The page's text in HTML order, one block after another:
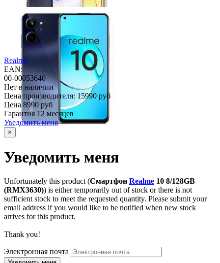
Realme
EAN:
00-00053640
Нет в наличии
Цена производителя: 15990 руб
Цена 8990 руб
Гарантия 12 месяцев
Уведомить меня
×
Уведомить меня
Unfortunately this product (Смартфон Realme 10 8/128GB
(RMX3630)) is either temporarily out of stock or there is not
sufficient stock to meet the requested quantity. Please submit your
email address if you would like to be notified when new stock
arrives for this product.
Thank you!
Электронная почта